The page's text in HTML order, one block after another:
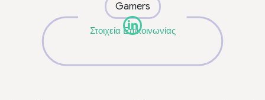
Gamers
Στοιχεία Επικοινωνίας